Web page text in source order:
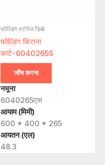
फोल्डिंग स्टोरेज डिब्बे
फोल्डिंग किराना
कार्ट-6040265S
जाँच करना
नमूना
6040265एस
आयाम (मिमी)
600 * 400 * 265
आयतन (एल)
48.3